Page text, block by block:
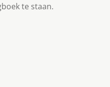
te staan.